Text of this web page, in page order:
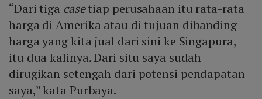
“Dari tiga casetiap perusahaan itu rata-rata
harga di Amerika atau di tujuan dibanding
harga yang kita jual dari sini ke Singapura,
itu dua kalinya. Dari situ saya sudah
dirugikan setengah dari potensi pendapatan
saya,” kata Purbaya.